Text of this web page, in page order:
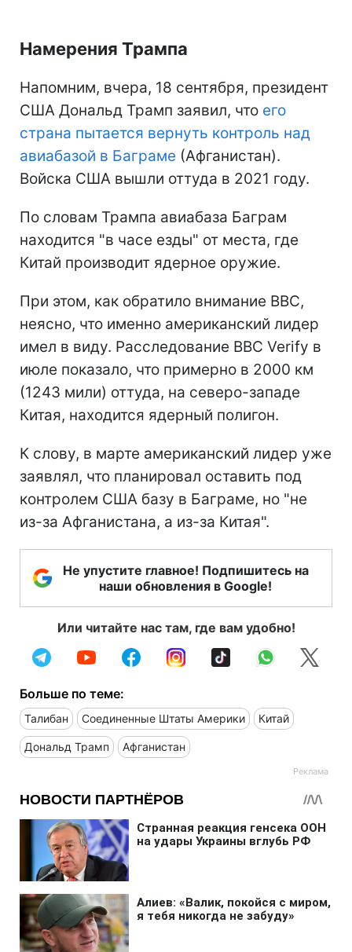
Намерения Трампа
Напомним, вчера, 18 сентября, президент
США Дональд Трамп заявил, что его
страна пытается вернуть контроль над
авиабазой в Баграме (Афганистан).
Войска США вышли оттуда в 2021 году.
По словам Трампа авиабаза Баграм
находится "в часе езды" от места, где
Китай производит ядерное оружие.
При этом, как обратило внимание BBC,
неясно, что именно американский лидер
имел в виду. Расследование BBC Verify в
июле показало, что примерно в 2000 км
(1243 мили) оттуда, на северо-западе
Китая, находится ядерный полигон.
К слову, в марте американский лидер уже
заявлял, что планировал оставить под
контролем США базу в Баграме, но "не
из-за Афганистана, а из-за Китая".
Не упустите главное! Подпишитесь на
наши обновления в Google!
Или читайте нас там, где вам удобно!
Больше по теме:
Талибан Соединенные Штаты Америки Китай
Дональд Трамп Афганистан